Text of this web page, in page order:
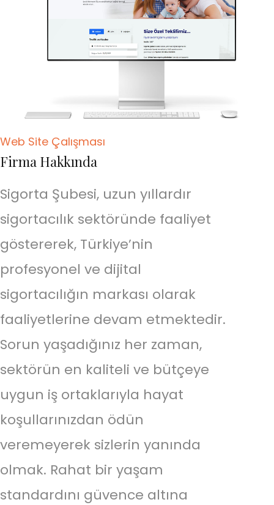
Web Site Çalışması
Firma Hakkında
Sigorta Şubesi, uzun yıllardır
sigortacılık sektöründe faaliyet
göstererek, Türkiye’nin
profesyonel ve dijital
sigortacılığın markası olarak
faaliyetlerine devam etmektedir.
Sorun yaşadığınız her zaman,
sektörün en kaliteli ve bütçeye
uygun iş ortaklarıyla hayat
koşullarınızdan ödün
veremeyerek sizlerin yanında
olmak. Rahat bir yaşam
standardını güvence altına